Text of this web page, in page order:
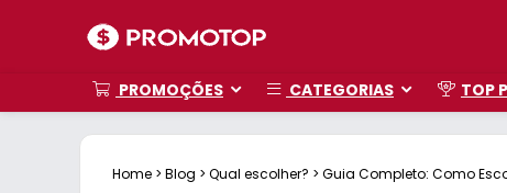
PROMOÇÕES CATEGORIAS TOP
Home > Blog > Qual escolher? > Guia Completo: Como